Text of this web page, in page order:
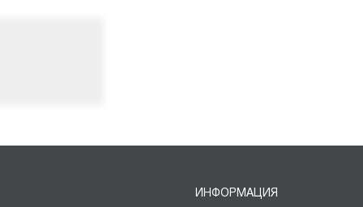
ИНФОРМАЦИЯ